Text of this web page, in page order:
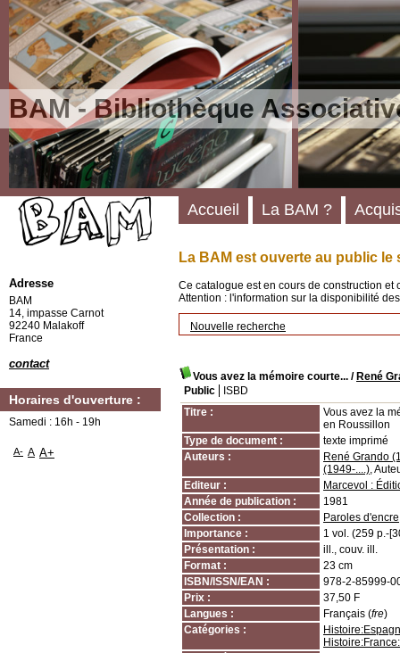
BAM - Bibliothèque
La BAM est ouverte au public le
Ce catalogue est en cours de construction
Attention : l'information sur la disponibilité
Nouvelle recherche
Vous avez la mémoire courte... / René
Public
ISBD
Titre :
Vous avez la
en Roussillon
Type de document :
texte imprimé
Auteurs :
René Grando
(1949-....),
Editeur :
Marcevol :
Année de publication :
1981
Collection :
Paroles d'encre
Importance :
1 vol. (259 p.-
Présentation :
ill., couv. ill.
Format :
23 cm
ISBN/ISSN/EAN :
978-2-85999-
Prix :
37,50 F
Langues :
Français (fre)
Catégories :
Accueil La BAM ?
Adresse
BAM
14, impasse Carnot
92240 Malakoff
France
contact
Horaires d'ouverture :
Samedi : 16h - 19h
A- A A+